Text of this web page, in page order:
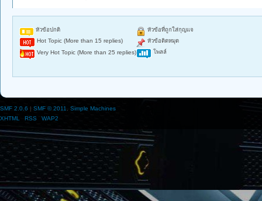
หัวข้อปกติ
Hot Topic (More than 15 replies)
Very Hot Topic (More than 25 replies)
หัวข้อที่ถูกใส่กุญแจ
หัวข้อติดหมุด
โพลล์
SMF 2.0.6 | SMF © 2011
Simple Machines
XHTML
RSS WAP2